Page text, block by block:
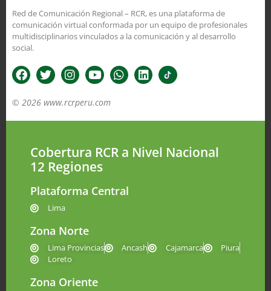
Red de Comunicación Regional – RCR, es una plataforma de
comunicación virtual conformada por un equipo de profesionales
multidisciplinarios vinculados a la comunicación y al desarrollo
social.
© 2026 www.rcrperu.com
Cobertura RCR a Nivel Nacional
12 Regiones
Plataforma Central
Lima
Zona Norte
Lima Provincias Ancash Cajamarca
Piura
Loreto
Zona Oriente